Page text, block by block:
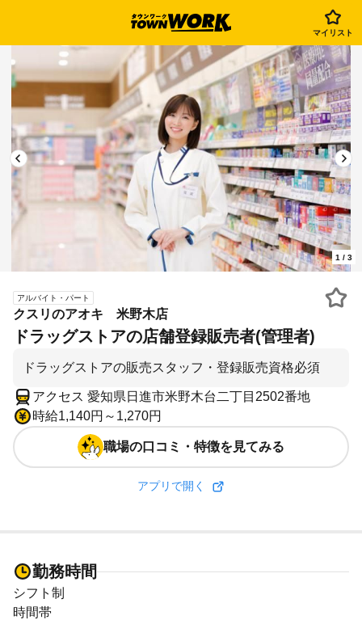
マイリスト
1 / 3
アルバイト・パート
クスリのアオキ 米野木店
ドラッグストアの店舗登録販売者(管理者)
ドラッグストアの販売スタッフ・登録販売資格必須
アクセス 愛知県日進市米野木台二丁目2502番地
時給1,140円～1,270円
職場の口コミ・特徴を見てみる
アプリで開く
勤務時間
シフト制
時間帯